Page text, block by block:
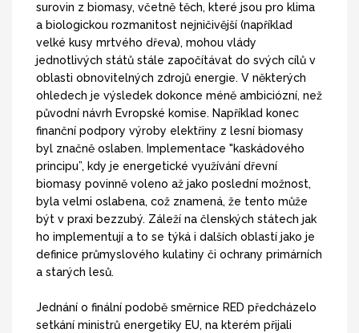
surovin z biomasy, včetně těch, které jsou pro klima
a biologickou rozmanitost nejničivější (například
velké kusy mrtvého dřeva), mohou vlády
jednotlivých států stále započítávat do svých cílů v
oblasti obnovitelných zdrojů energie. V některých
ohledech je výsledek dokonce méně ambiciózní, než
původní návrh Evropské komise. Například konec
finanční podpory výroby elektřiny z lesní biomasy
byl značně oslaben. Implementace "kaskádového
principu”, kdy je energetické využívání dřevní
biomasy povinně voleno až jako poslední možnost,
byla velmi oslabena, což znamená, že tento může
být v praxi bezzubý. Záleží na členských státech jak
ho implementují a to se týká i dalších oblastí jako je
definice průmyslového kulatiny či ochrany primárních
a starých lesů.
Jednání o finální podobě směrnice RED předcházelo
setkání ministrů energetiky EU, na kterém přijali